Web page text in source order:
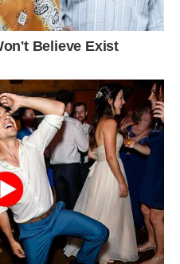
ось викручуватися